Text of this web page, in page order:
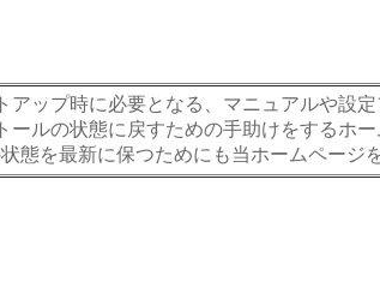
ップ時に必要となる、マニュアルや設
ルの状態に戻すための手助けをするホ
を最新に保つためにも当ホームページ